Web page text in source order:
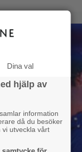
Dina val
hjälp av
samlar information
då du besöker
vi utveckla vårt